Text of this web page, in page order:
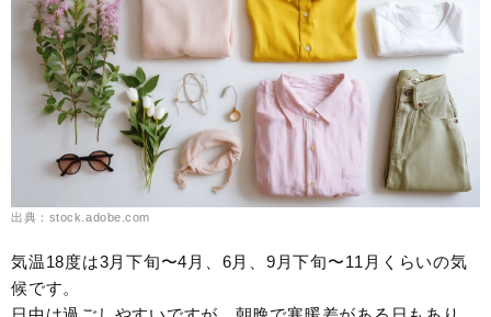
出典：stock.adobe.com
気温18度は3月下旬〜4月、6月、9月下旬〜11月くらいの気
候です。